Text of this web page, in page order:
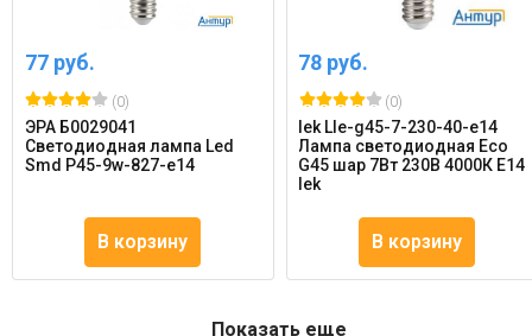
77 руб.
(0)
ЭРА Б0029041
Светодиодная лампа Led
Smd P45-9w-827-e14
В корзину
78 руб.
(0)
Iek Lle-g45-7-230-40-e14
Лампа светодиодная Eco
G45 шар 7Вт 230В 4000К E14
Iek
В корзину
Показать еще